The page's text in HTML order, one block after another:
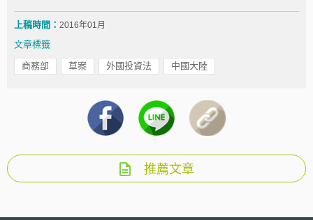
上稿時間： 2016年01月
文章標籤
商務部 草案 外國投資法 中國大陸
推薦文章